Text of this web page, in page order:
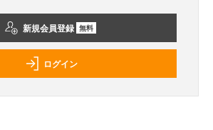
新規会員登録 無料
ログイン